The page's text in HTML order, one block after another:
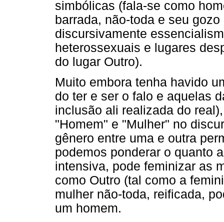
simbólicas (fala-se como
barrada, não-toda e seu
discursivamente
heterossexuais e lugares
do lugar Outro).
Muito embora tenha havido
do ter e ser o falo e aquelas
inclusão ali realizada do
"Homem" e "Mulher" no
gênero entre uma e outra
podemos ponderar o quanto
intensiva, pode feminizar as
como Outro (tal como a
mulher não-toda, reificada,
um homem.